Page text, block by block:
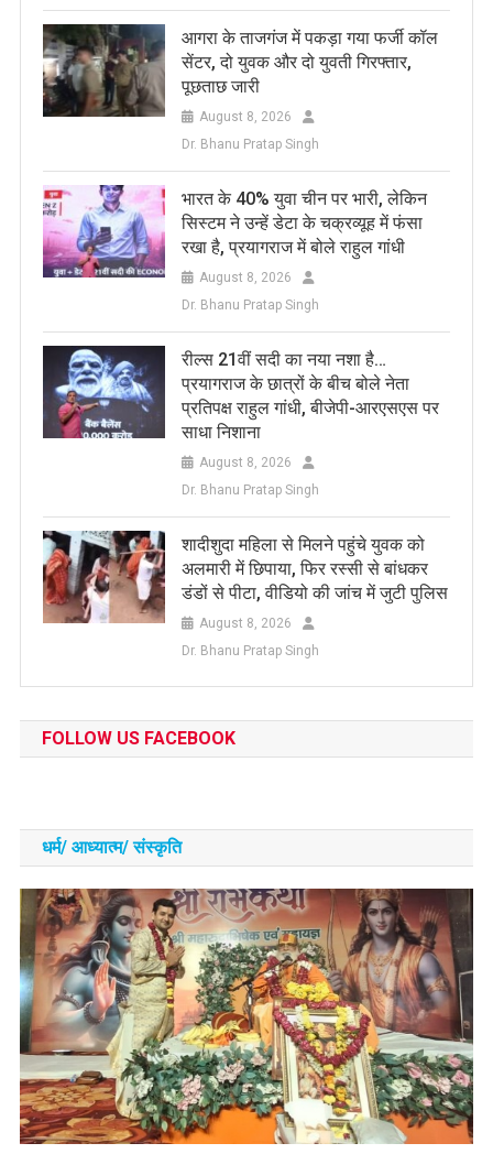
आगरा के ताजगंज में पकड़ा गया फर्जी कॉल
सेंटर, दो युवक और दो युवती गिरफ्तार,
पूछताछ जारी
August 8, 2026
Dr. Bhanu Pratap Singh
भारत के 40% युवा चीन पर भारी, लेकिन
सिस्टम ने उन्हें डेटा के चक्रव्यूह में फंसा
रखा है, प्रयागराज में बोले राहुल गांधी
August 8, 2026
Dr. Bhanu Pratap Singh
रील्स 21वीं सदी का नया नशा है…
प्रयागराज के छात्रों के बीच बोले नेता
प्रतिपक्ष राहुल गांधी, बीजेपी-आरएसएस पर
साधा निशाना
August 8, 2026
Dr. Bhanu Pratap Singh
शादीशुदा महिला से मिलने पहुंचे युवक को
अलमारी में छिपाया, फिर रस्सी से बांधकर
डंडों से पीटा, वीडियो की जांच में जुटी पुलिस
August 8, 2026
Dr. Bhanu Pratap Singh
FOLLOW US FACEBOOK
धर्म/ आध्‍यात्‍म/ संस्‍कृति